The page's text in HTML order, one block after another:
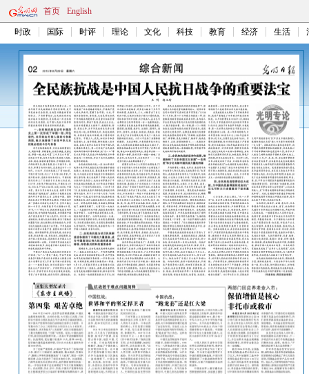
首页 English
时政 国际 时评 理论 文化 科技 教育 经济 生活